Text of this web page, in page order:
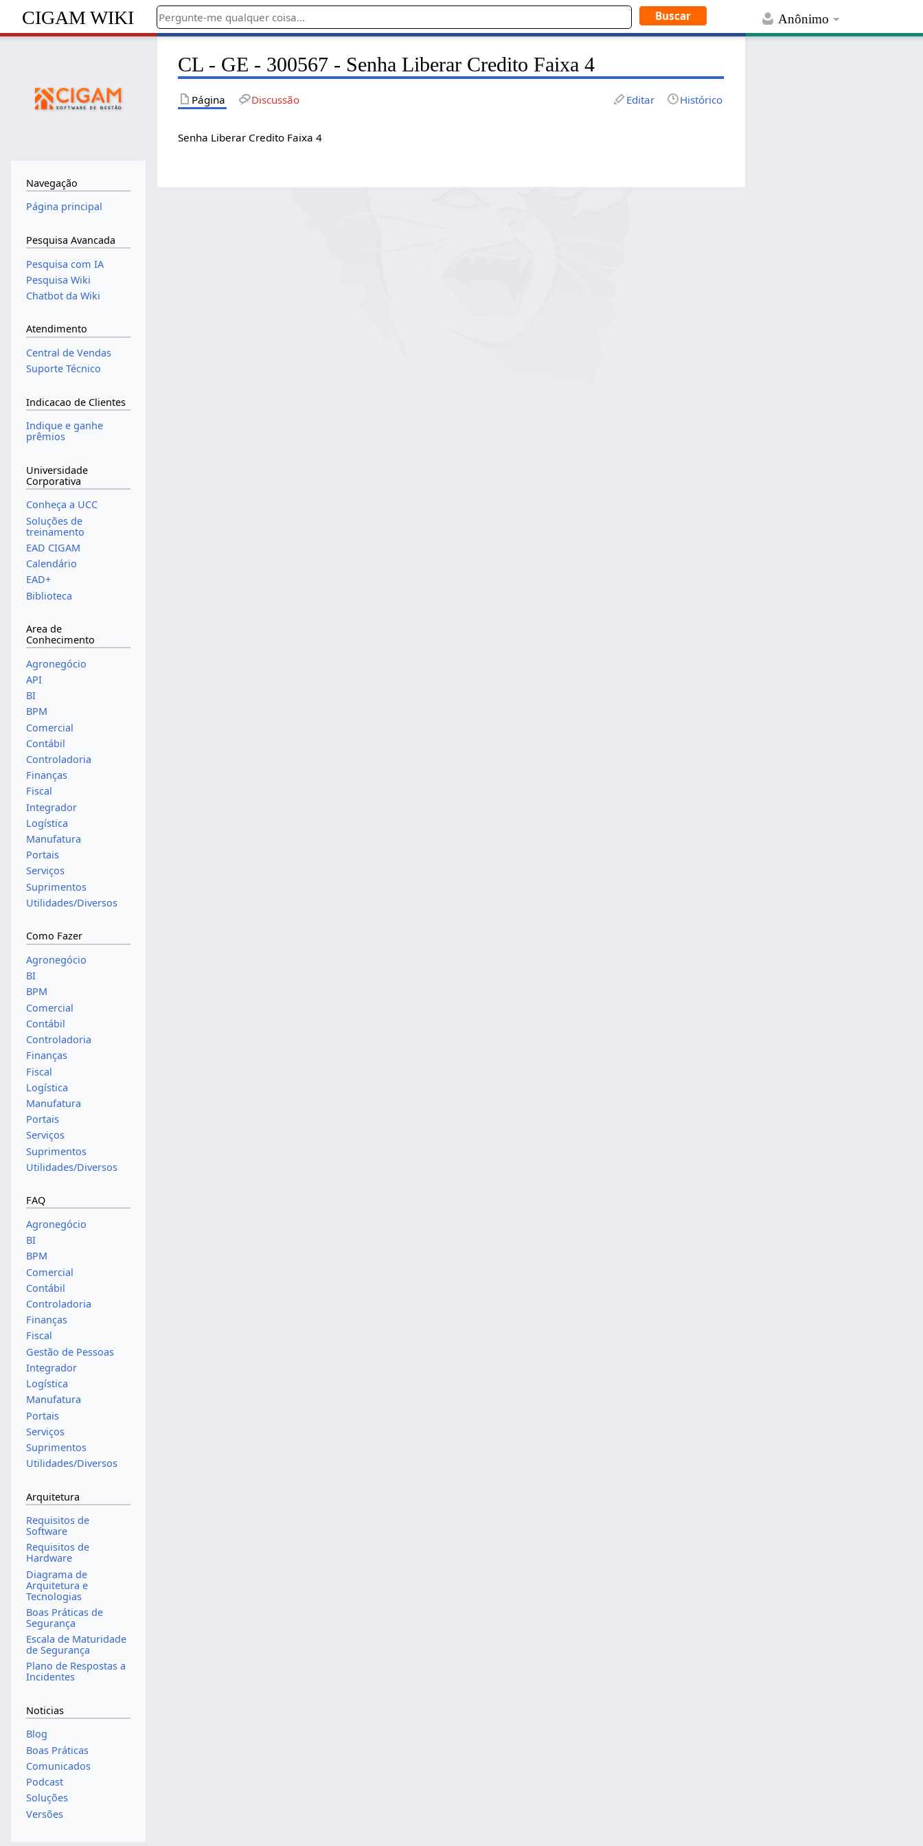
Anônimo
CIGAM WIKI
CL - GE - 300567 - Senha Liberar Credito Faixa 4
Página Discussão Editar Histórico
Senha Liberar Credito Faixa 4
Navegação
Página principal
Pesquisa Avancada
Pesquisa com IA
Pesquisa Wiki
Chatbot da Wiki
Atendimento
Central de Vendas
Suporte Técnico
Indicacao de Clientes
Indique e ganhe
prêmios
Universidade
Corporativa
Conheça a UCC
Soluções de
treinamento
EAD CIGAM
Calendário
EAD+
Biblioteca
Area de
Conhecimento
Agronegócio
API
BI
BPM
Comercial
Contábil
Controladoria
Finanças
Fiscal
Integrador
Logística
Manufatura
Portais
Serviços
Suprimentos
Utilidades/Diversos
Como Fazer
Agronegócio
BI
BPM
Comercial
Contábil
Controladoria
Finanças
Fiscal
Logística
Manufatura
Portais
Serviços
Suprimentos
Utilidades/Diversos
FAQ
Agronegócio
BI
BPM
Comercial
Contábil
Controladoria
Finanças
Fiscal
Gestão de Pessoas
Integrador
Logística
Manufatura
Portais
Serviços
Suprimentos
Utilidades/Diversos
Arquitetura
Requisitos de
Software
Requisitos de
Hardware
Diagrama de
Arquitetura e
Tecnologias
Boas Práticas de
Segurança
Escala de Maturidade
de Segurança
Plano de Respostas a
Incidentes
Noticias
Blog
Boas Práticas
Comunicados
Podcast
Soluções
Versões